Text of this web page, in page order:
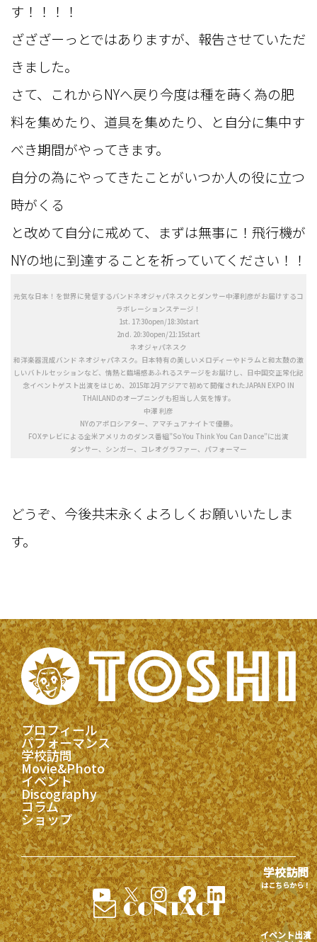
学校訪問
はこちらから！
イベント出演
す！！！！
ざざざーっとではありますが、報告させていただ
きました。
さて、これからNYへ戻り今度は種を蒔く為の肥
料を集めたり、道具を集めたり、と自分に集中す
べき期間がやってきます。
自分の為にやってきたことがいつか人の役に立つ
時がくる
と改めて自分に戒めて、まずは無事に！飛行機が
NYの地に到達することを祈っていてください！！
元気な日本！を世界に発信するバンドネオジャパネスクとダンサー中澤利彦がお届けするコ
ラボレーションステージ！
1st. 17:30open/18:30start
2nd. 20:30open/21:15start
ネオジャパネスク
和洋楽器混成バンド ネオジャパネスク。日本特有の美しいメロディーやドラムと和太鼓の激
しいバトルセッションなど、情熱と臨場感あふれるステージをお届けし、日中国交正常化記
念イベントゲスト出演をはじめ、2015年2月アジアで初めて開催されたJAPAN EXPO IN
THAILANDのオープニングも担当し人気を博す。
中澤 利彦
NYのアポロシアター、アマチュアナイトで優勝。
FOXテレビによる全米アメリカのダンス番組”So You Think You Can Dance”に出演
ダンサー、シンガー、コレオグラファー、パフォーマー
どうぞ、今後共末永くよろしくお願いいたしま
す。
プロフィール
パフォーマンス
学校訪問
Movie&Photo
イベント
Discography
コラム
ショップ